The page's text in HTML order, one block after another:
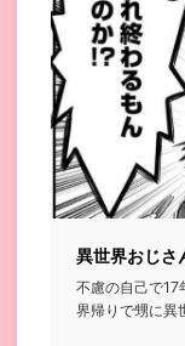
異世界おじさ
不慮の自己で17
界帰りで甥に異